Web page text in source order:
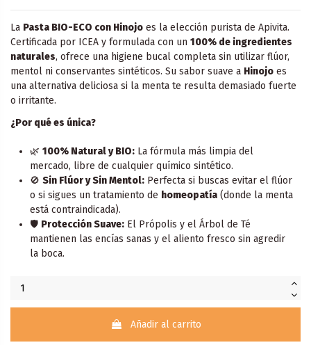
La Pasta BIO-ECO con Hinojo es la elección purista de Apivita.
Certificada por ICEA y formulada con un 100% de ingredientes
naturales, ofrece una higiene bucal completa sin utilizar flúor,
mentol ni conservantes sintéticos. Su sabor suave a Hinojo es
una alternativa deliciosa si la menta te resulta demasiado fuerte
o irritante.
¿Por qué es única?
🌿 100% Natural y BIO: La fórmula más limpia del
mercado, libre de cualquier químico sintético.
🚫 Sin Flúor y Sin Mentol: Perfecta si buscas evitar el flúor
o si sigues un tratamiento de homeopatía (donde la menta
está contraindicada).
🛡️ Protección Suave: El Própolis y el Árbol de Té
mantienen las encías sanas y el aliento fresco sin agredir
la boca.
Añadir al carrito